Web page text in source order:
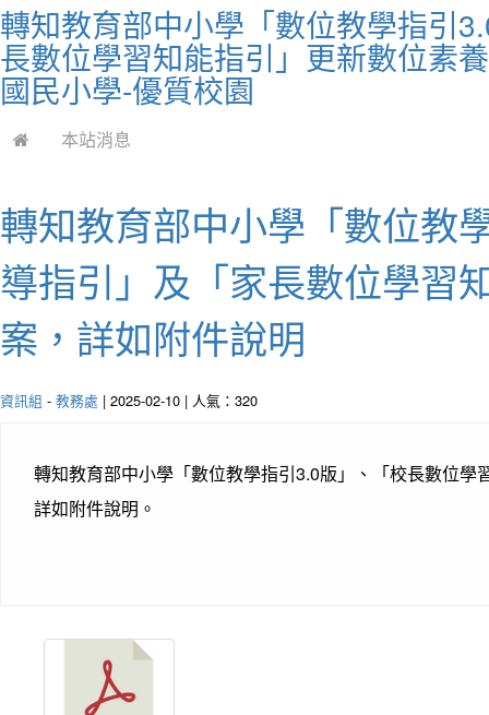
轉知教育部中小學「數位教學指引
長數位學習知能指引」更新數位素
國民小學-優質校園
本站消息
轉知教育部中小學「數位教
導指引」及「家長數位學習
案，詳如附件說明
資訊組 - 教務處 | 2025-02-10 | 人氣：320
轉知教育部中小學「數位教學指引3.0版」、「校長數位
詳如附件說明。